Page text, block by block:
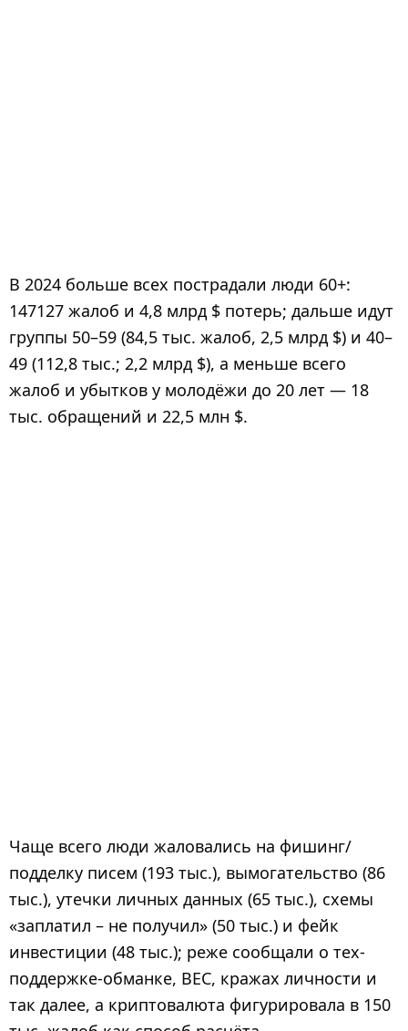
В 2024 больше всех пострадали люди 60+:
147127 жалоб и 4,8 млрд $ потерь; дальше идут
группы 50–59 (84,5 тыс. жалоб, 2,5 млрд $) и 40–
49 (112,8 тыс.; 2,2 млрд $), а меньше всего
жалоб и убытков у молодёжи до 20 лет — 18
тыс. обращений и 22,5 млн $.
Чаще всего люди жаловались на фишинг/
подделку писем (193 тыс.), вымогательство (86
тыс.), утечки личных данных (65 тыс.), схемы
«заплатил – не получил» (50 тыс.) и фейк
инвестиции (48 тыс.); реже сообщали о тех-
поддержке-обманке, BEC, кражах личности и
так далее, а криптовалюта фигурировала в 150